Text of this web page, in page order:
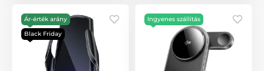
Ár-érték arány
Black Friday
Ingyenes szállítás